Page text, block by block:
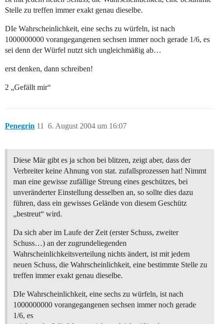
Stelle zu treffen immer exakt genau dieselbe.
DIe Wahrscheinlichkeit, eine sechs zu würfeln, ist nach
1000000000 vorangegangenen sechsen immer noch gerade 1/6, es
sei denn der Würfel nutzt sich ungleichmäßig ab…
erst denken, dann schreiben!
2 „Gefällt mir“
Penegrin 6. August 2004 um 16:07
11
Diese Mär gibt es ja schon bei blitzen, zeigt aber, dass der
Verbreiter keine Ahnung von stat. zufallsprozessen hat! Nimmt
man eine gewisse zufällige Streung eines geschützes, bei
unveränderter Einstellung desselben an, so sollte dies dazu
führen, dass ein gewisses Gelände von diesem Geschütz
„bestreut“ wird.
Da sich aber im Laufe der Zeit (erster Schuss, zweiter
Schuss…) an der zugrundeliegenden
Wahrscheinlichkeitsverteilung nichts ändert, ist mit jedem
neuen Schuss, die Wahrscheinlichkeit, eine bestimmte Stelle zu
treffen immer exakt genau dieselbe.
DIe Wahrscheinlichkeit, eine sechs zu würfeln, ist nach
1000000000 vorangegangenen sechsen immer noch gerade
1/6, es